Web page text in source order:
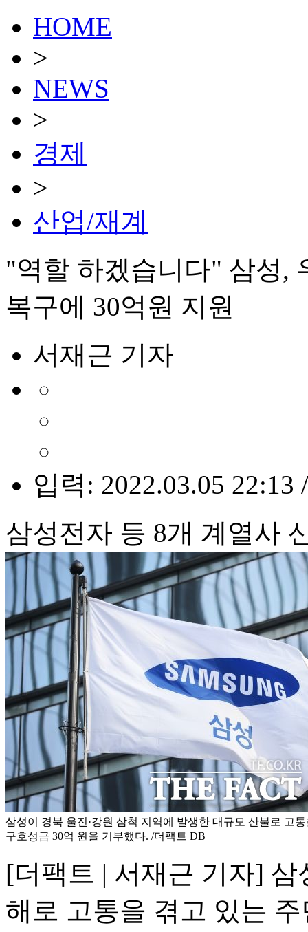
HOME
>
NEWS
>
경제
>
산업/재계
"역할 하겠습니다" 삼성,
복구에 30억원 지원
서재근 기자
입력: 2022.03.05 22:13
삼성전자 등 8개 계열사
삼성이 경북 울진·강원 삼척 지역에 발생한 대규모 산불로 고
구호성금 30억 원을 기부했다. /더팩트 DB
[더팩트 | 서재근 기자]
해로 고통을 겪고 있는